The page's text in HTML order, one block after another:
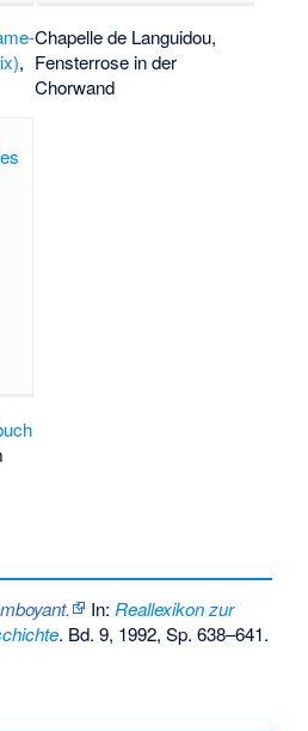
,
Chapelle de Languidou,
Fensterrose in der
Chorwand
In: Reallexikon zur
. Bd. 9, 1992, Sp. 638–641.